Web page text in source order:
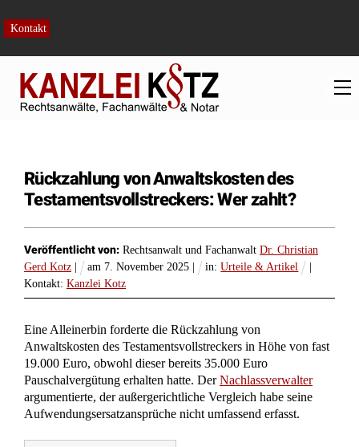
content
Kontakt
Rückzahlung von Anwaltskosten des
Testamentsvollstreckers: Wer zahlt?
Veröffentlicht von: Rechtsanwalt und Fachanwalt Dr. Christian
Gerd Kotz
am 7.November 2025 in:Urteile & Artikel
Kontakt: Kanzlei Kotz
Eine Alleinerbin forderte die Rückzahlung von
Anwaltskosten des Testamentsvollstreckers in Höhe von fast
19.000 Euro, obwohl dieser bereits 35.000 Euro
Pauschalvergütung erhalten hatte. DerNachlassverwalter
argumentierte, der außergerichtliche Vergleich habe seine
Aufwendungsersatzansprüche nicht umfassend erfasst.